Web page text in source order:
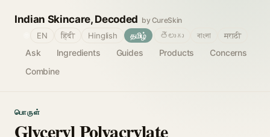
Indian Skincare, Decoded by CureSkin
Ask Ingredients Guides Products
Concerns
Combine
EN हिंदी Hinglish தமிழ் తెలుగు বাংলা मराठी
பொருள்
Glyceryl Polyacrylate